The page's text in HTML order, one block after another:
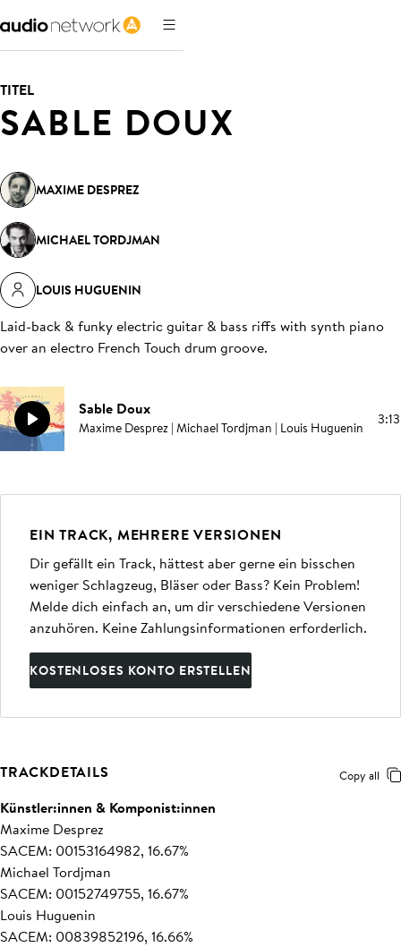
TITEL
SABLE DOUX
MAXIME DESPREZ
MICHAEL TORDJMAN
LOUIS HUGUENIN
Laid-back & funky electric guitar & bass riffs with synth piano
over an electro French Touch drum groove.
Sable Doux
Maxime Desprez | Michael Tordjman | Louis Huguenin 3:13
EIN TRACK, MEHRERE VERSIONEN
Dir gefällt ein Track, hättest aber gerne ein bisschen
weniger Schlagzeug, Bläser oder Bass? Kein Problem!
Melde dich einfach an, um dir verschiedene Versionen
anzuhören. Keine Zahlungsinformationen erforderlich.
KOSTENLOSES KONTO ERSTELLEN
TRACKDETAILS Copy all
Künstler:innen & Komponist:innen
Maxime Desprez
SACEM: 00153164982, 16.67%
Michael Tordjman
SACEM: 00152749755, 16.67%
Louis Huguenin
SACEM: 00839852196, 16.66%